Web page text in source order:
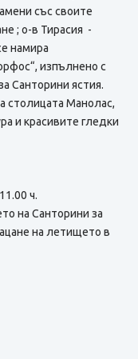
със своите
; о-в Тирасия -
намира
изпълнено с
Санторини ястия.
столицата Манолас,
и красивите гледки
ч.
на Санторини за
на летището в